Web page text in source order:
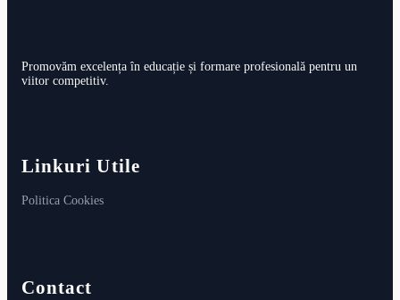
Promovăm excelența în educație și formare profesională pentru un
viitor competitiv.
Linkuri Utile
Politica Cookies
Contact